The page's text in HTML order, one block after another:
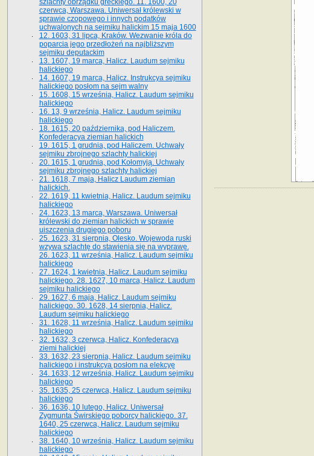
szlachty obrządku greckiego. 11. 1600, 20
czerwca, Warszawa. Uniwersał królewski w
sprawie czopowego i innych podatków
uchwalonych na sejmiku halickim 15 maja 1600
12. 1603, 31 lipca, Kraków. Wezwanie króla do
poparcia jego przedłożeń na najbliższym
sejmiku deputackim
13. 1607, 19 marca, Halicz. Laudum sejmiku
halickiego
14. 1607, 19 marca, Halicz. Instrukcya sejmiku
halickiego posłom na sejm walny
15. 1608, 15 września, Halicz. Laudum sejmiku
halickiego
16. 13, 9 września, Halicz. Laudum sejmiku
halickiego
18. 1615, 20 października, pod Haliczem.
Konfederacya ziemian halickich
19. 1615, 1 grudnia, pod Haliczem. Uchwały
sejmiku zbrojnego szlachty halickiej
20. 1615, 1 grudnia, pod Kołomyją. Uchwały
sejmiku zbrojnego szlachty halickiej
21. 1618, 7 maja, Halicz Laudum ziemian
halickich.
22. 1619, 11 kwietnia, Halicz. Laudum sejmiku
halickiego
24. 1623, 13 marca, Warszawa. Uniwersał
królewski do ziemian halickich w sprawie
uiszczenia drugiego poboru
25. 1623, 31 sierpnia, Olesko. Wojewoda ruski
wzywa szlachtę do stawienia się na wyprawę.
26. 1623, 11 września, Halicz. Laudum sejmiku
halickiego
27. 1624, 1 kwietnia, Halicz. Laudum sejmiku
halickiego. 28. 1627, 10 marca, Halicz. Laudum
sejmiku halickiego
29. 1627, 6 maja, Halicz. Laudum sejmiku
halickiego. 30. 1628, 14 sierpnia, Halicz.
Laudum sejmiku halickiego
31. 1628, 11 września, Halicz. Laudum sejmiku
halickiego
32. 1632, 3 czerwca, Halicz. Konfederacya
ziemi halickiej
33. 1632, 23 sierpnia, Halicz. Laudum sejmiku
halickiego i instrukcya posłom na elekcyę
34. 1633, 12 września, Halicz. Laudum sejmiku
halickiego
35. 1635, 25 czerwca, Halicz. Laudum sejmiku
halickiego
36. 1636, 10 lutego, Halicz. Uniwersał
Zygmunta Świrskiego poborcy halickiego. 37.
1640, 25 czerwca, Halicz. Laudum sejmiku
halickiego
38. 1640, 10 września, Halicz. Laudum sejmiku
halickiego